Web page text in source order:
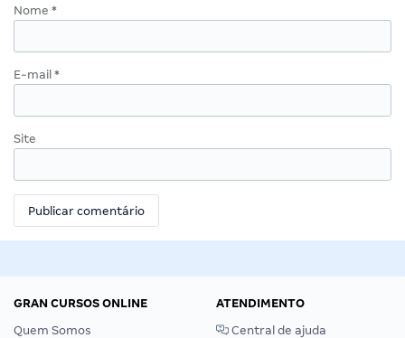
Nome *
E-mail *
Site
GRAN CURSOS ONLINE
Quem Somos
ATENDIMENTO
Central de ajuda